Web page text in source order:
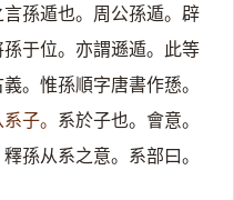
孫遁也。周公孫遁。辟
于位。亦謂遜遁。此等
。惟孫順字唐書作愻。
子。 系於子也。會意。
釋孫从系之意。系部曰。